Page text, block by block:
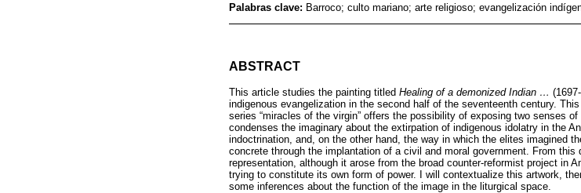
Palabras clave: Barroco; culto mariano; arte religioso; evangelización
ABSTRACT
This article studies the painting titled Healing of a demonized Indian …
indigenous evangelization in the second half of the seventeenth century.
series “miracles of the virgin” offers the possibility of exposing two senses
condenses the imaginary about the extirpation of indigenous idolatry in the
indoctrination, and, on the other hand, the way in which the elites imagined
concrete through the implantation of a civil and moral government. From
representation, although it arose from the broad counter-reformist project in
trying to constitute its own form of power. I will contextualize this artwork,
some inferences about the function of the image in the liturgical space.